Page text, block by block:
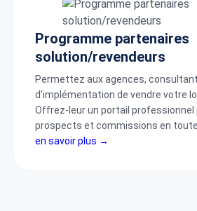
Programme partenaires
solution/revendeurs
Permettez aux agences,
d’implémentation de vendre votre
Offrez-leur un portail professionnel
prospects et commissions en
en savoir plus →